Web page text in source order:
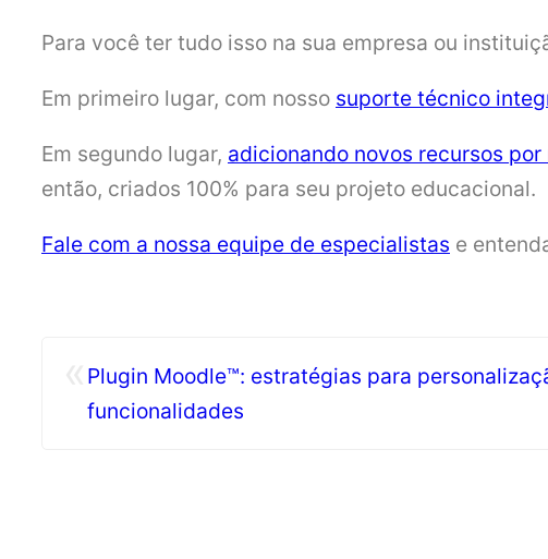
Para você ter tudo isso na sua empresa ou
Em primeiro lugar, com nosso suporte técnico
Em segundo lugar, adicionando novos recursos
então, criados 100% para seu projeto educacional.
Fale com a nossa equipe de especialistas e
Plugin Moodle™: estratégias para
funcionalidades